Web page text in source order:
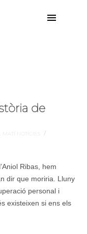
de
MATÍ NOTÍCIES /
Ribas, hem
dir que moriria. Lluny
personal i
existeixen si ens els